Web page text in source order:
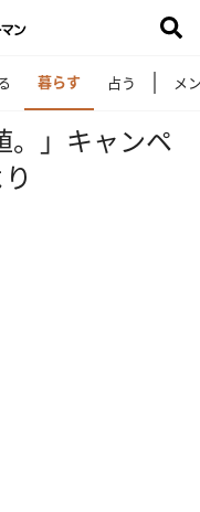
暮らす 占う メ
。」キャンペ